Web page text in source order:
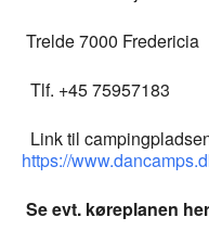
Trelde 7000 Fredericia
Tlf. +45 75957183
Link til
https://
Se evt. køreplanen